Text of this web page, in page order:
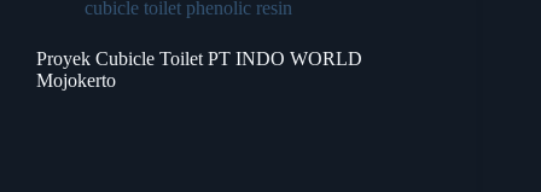
cubicle toilet phenolic resin
Proyek Cubicle Toilet PT INDO WORLD
Mojokerto